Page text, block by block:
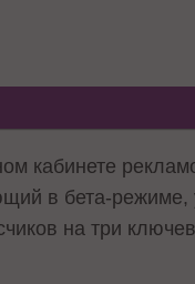
кабинете
в бета-режиме,
на три